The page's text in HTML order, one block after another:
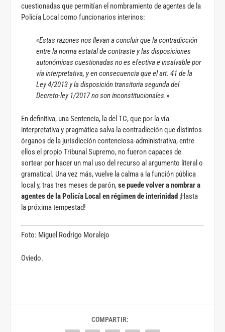
cuestionadas que permitían el nombramiento de agentes de la
Policía Local como funcionarios interinos:
«Estas razones nos llevan a concluir que la contradicción
entre la norma estatal de contraste y las disposiciones
autonómicas cuestionadas no es efectiva e insalvable por
vía interpretativa, y en consecuencia que el art. 41 de la
Ley 4/2013 y la disposición transitoria segunda del
Decreto-ley 1/2017 no son inconstitucionales.»
En definitiva, una Sentencia, la del TC, que por la vía
interpretativa y pragmática salva la contradicción que distintos
órganos de la jurisdicción contenciosa-administrativa, entre
ellos el propio Tribunal Supremo, no fueron capaces de
sortear por hacer un mal uso del recurso al argumento literal o
gramatical. Una vez más, vuelve la calma a la función pública
local y, tras tres meses de parón,se puede volver a nombrar a
agentes de la Policía Local en régimen de interinidad ¡Hasta
la próxima tempestad!
Foto: Miguel Rodrigo Moralejo
Oviedo.
COMPARTIR: